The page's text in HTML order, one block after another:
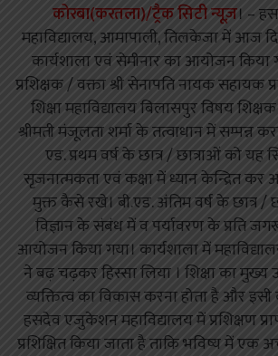
कोरबा(करतला)/ट्रैक सिटी न्यूज़। –
महाविद्यालय, आमापाली, तिलकेजा में आज
कार्यशाला एवं सेमीनार का आयोजन
प्रशिक्षक / वक्ता श्री सेनापति नायक सहायक
शिक्षा महाविद्यालय बिलासपुर विषय
श्रीमती मंजूलता शर्मा के तत्वाधान में सम्पन्न
एड. प्रथम वर्ष के छात्र / छात्राओं को यह
सृजनात्मकता एवं कक्षा में ध्यान केन्द्रित
मुक्त कैसे रखे। बी.एड. अंतिम वर्ष के छात्र /
विज्ञान के संबंध में व पर्यावरण के प्रति
आयोजन किया गया। कार्यशाला में
ने बढ़ चढ़कर हिस्सा लिया । शिक्षा का मुख्य
व्यक्तित्व का विकास करना होता है और
हसदेव एजुकेशन महाविद्यालय में प्रशिक्षण
प्रशिक्षित किया जाता है ताकि भविष्य में